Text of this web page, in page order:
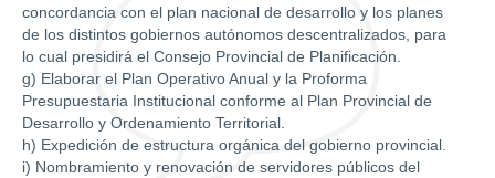
concordancia con el plan nacional de desarrollo y los planes
de los distintos gobiernos autónomos descentralizados, para
lo cual presidirá el Consejo Provincial de Planificación.
g) Elaborar el Plan Operativo Anual y la Proforma
Presupuestaria Institucional conforme al Plan Provincial de
Desarrollo y Ordenamiento Territorial.
h) Expedición de estructura orgánica del gobierno provincial.
i) Nombramiento y renovación de servidores públicos del